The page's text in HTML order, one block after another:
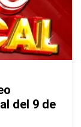
del 9 de